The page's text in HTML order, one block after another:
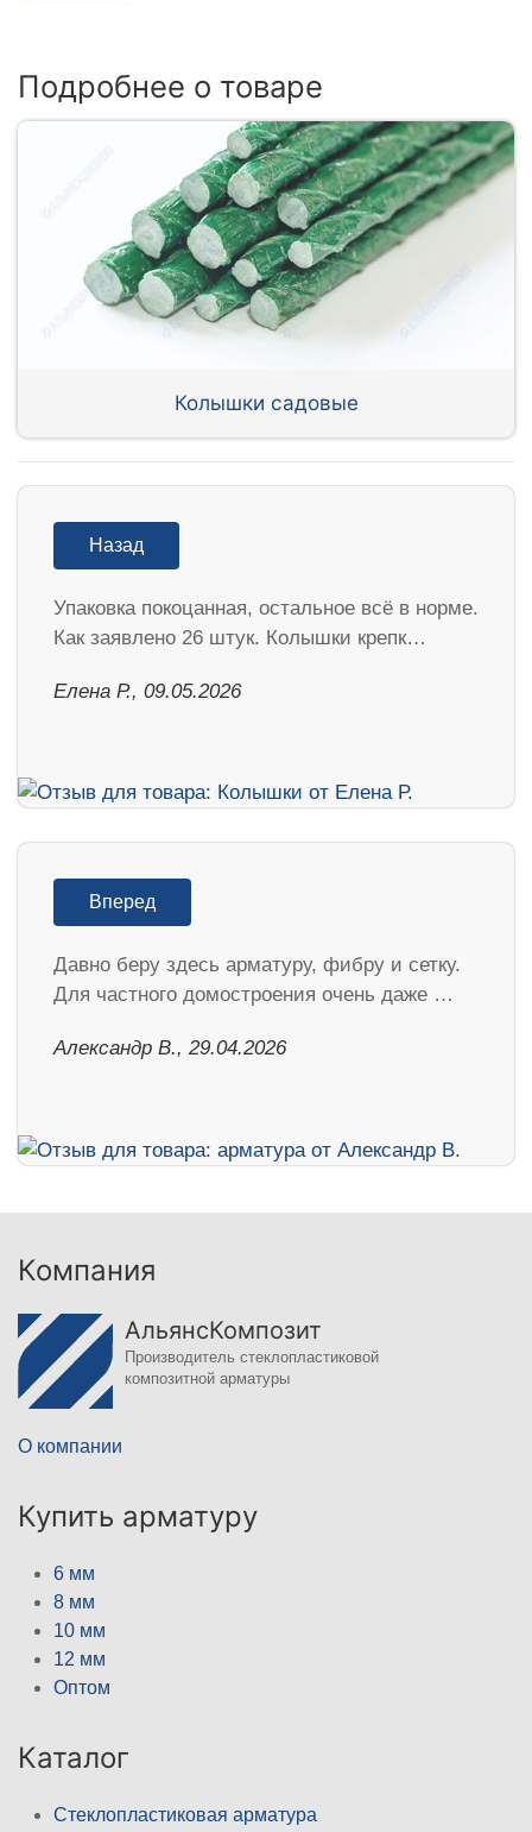
Подробнее о товаре
Колышки садовые
Назад
Упаковка покоцанная, остальное всё в норме.
Как заявлено 26 штук. Колышки крепк…
Елена Р., 09.05.2026
Вперед
Давно беру здесь арматуру, фибру и сетку.
Для частного домостроения очень даже …
Александр В., 29.04.2026
Компания
АльянсКомпозит
Производитель стеклопластиковой
композитной арматуры
О компании
Купить арматуру
6 мм
8 мм
10 мм
12 мм
Оптом
Каталог
Стеклопластиковая арматура